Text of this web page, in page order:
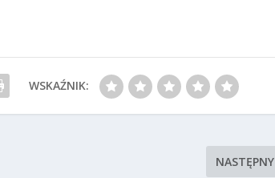
WSKAŹNIK:
NASTĘPNY